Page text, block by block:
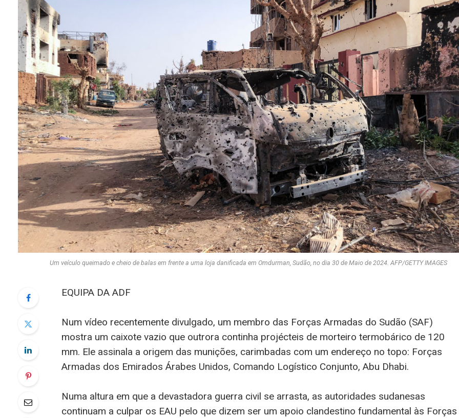
Um veículo queimado e cheio de balas em frente a uma loja danificada em Omdurman, Sudão, no dia 30 de Maio de 2024. AFP/GETTY IMAGES
EQUIPA DA ADF
Num vídeo recentemente divulgado, um membro das Forças Armadas do Sudão (SAF)
mostra um caixote vazio que outrora continha projécteis de morteiro termobárico de 120
mm. Ele assinala a origem das munições, carimbadas com um endereço no topo: Forças
Armadas dos Emirados Árabes Unidos, Comando Logístico Conjunto, Abu Dhabi.
Numa altura em que a devastadora guerra civil se arrasta, as autoridades sudanesas
continuam a culpar os EAU pelo que dizem ser um apoio clandestino fundamental às Forças